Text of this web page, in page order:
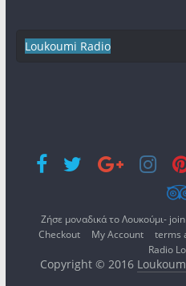
Loukoumi Radio
Ζήσε μοναδικά το Λουκούμι-
Checkout
My Account terms
Radio
Copyright © 2016